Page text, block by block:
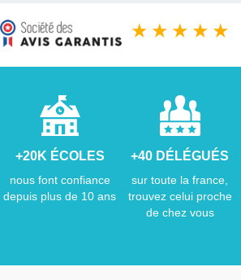
★ ★ ★ ★ ★
+20K ÉCOLES
nous font confiance
depuis plus de 10 ans
+40 DÉLÉGUÉS
sur toute la france,
trouvez celui proche
de chez vous